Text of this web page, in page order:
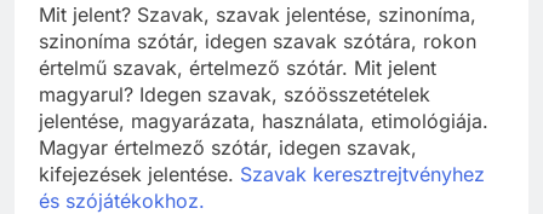
Mit jelent? Szavak, szavak jelentése, szinoníma,
szinoníma szótár, idegen szavak szótára, rokon
értelmű szavak, értelmező szótár. Mit jelent
magyarul? Idegen szavak, szóösszetételek
jelentése, magyarázata, használata, etimológiája.
Magyar értelmező szótár, idegen szavak,
kifejezések jelentése. Szavak keresztrejtvényhez
és szójátékokhoz.